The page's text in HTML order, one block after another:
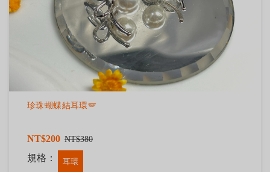
珍珠蝴蝶結耳環🪽
NT$200 NT$380
規格： 耳環